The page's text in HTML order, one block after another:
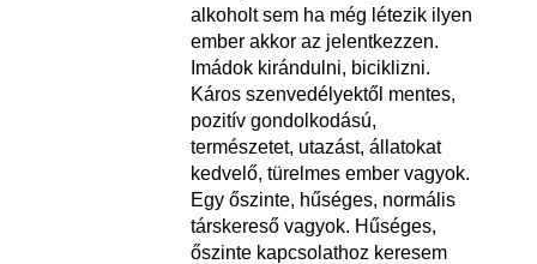
alkoholt sem ha még létezik ilyen
ember akkor az jelentkezzen.
Imádok kirándulni, biciklizni.
Káros szenvedélyektől mentes,
pozitív gondolkodású,
természetet, utazást, állatokat
kedvelő, türelmes ember vagyok.
Egy őszinte, hűséges, normális
társkereső vagyok. Hűséges,
őszinte kapcsolathoz keresem